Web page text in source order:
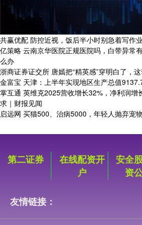
共赢优配 防控近视，饭后半小时别急着写作业
亿策略 云南京华医院正规医院吗，白带异常
么办
浙商证券证交所 唐嫣把“精英感”穿明白了，
金富宝 天津：上半年实现地区生产总值
掌互通 英维克2025营收增长32%，净利润增
求｜财报见闻
启远网 买猫500、治病5000，年轻人抛弃宠
第二证券
在线配资开
户
安全
资
友情链接：